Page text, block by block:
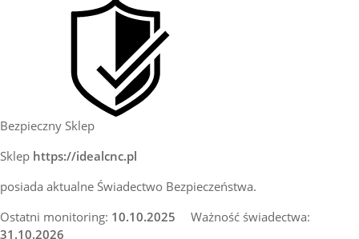
Bezpieczny Sklep
Sklep https://idealcnc.pl
posiada aktualne Świadectwo Bezpieczeństwa.
Ostatni monitoring: 10.10.2025
Ważność świadectwa:
31.10.2026